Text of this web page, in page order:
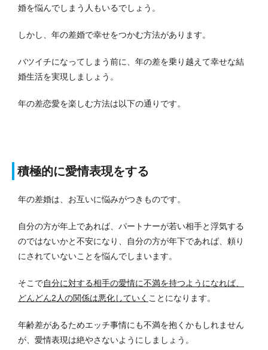
婚を悩んでしまう人もいるでしょう。
しかし、年の差婚で幸せをつかむ方法があります。
バツイチになってしまう前に、年の差を乗り越えて幸せな結
婚生活を実現しましょう。
年の差恋愛を楽しむ方法は以下の通りです。
積極的に愛情表現をする
年の差婚は、お互いに悩みがつきものです。
自分の方が年上であれば、パートナーが若い相手と浮気する
のではないかと不安になり、自分の方が年下であれば、頼り
にされていないことを悩んでしまいます。
そこで自分に対する相手の愛情に不満を持つようになれば、
どんどん2人の関係は悪化していく ことになります。
年齢差があるためエッチ事情にも不満を抱くかもしれません
が、愛情表現は絶やさないようにしましょう。